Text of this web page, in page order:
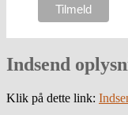
Indsend
Klik på dette link: